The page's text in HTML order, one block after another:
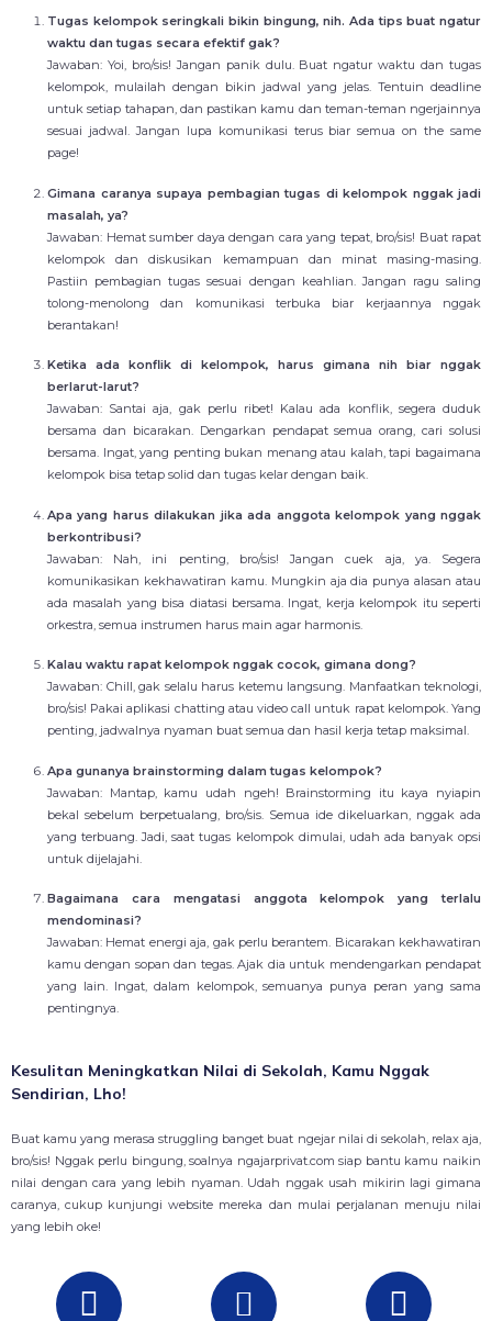
Tugas kelompok seringkali bikin bingung, nih. Ada tips buat ngatur
waktu dan tugas secara efektif gak?
Jawaban: Yoi, bro/sis! Jangan panik dulu. Buat ngatur waktu dan tugas
kelompok, mulailah dengan bikin jadwal yang jelas. Tentuin deadline
untuk setiap tahapan, dan pastikan kamu dan teman-teman ngerjainnya
sesuai jadwal. Jangan lupa komunikasi terus biar semua on the same
page!
Gimana caranya supaya pembagian tugas di kelompok nggak jadi
masalah, ya?
Jawaban: Hemat sumber daya dengan cara yang tepat, bro/sis! Buat rapat
kelompok dan diskusikan kemampuan dan minat masing-masing.
Pastiin pembagian tugas sesuai dengan keahlian. Jangan ragu saling
tolong-menolong dan komunikasi terbuka biar kerjaannya nggak
berantakan!
Ketika ada konflik di kelompok, harus gimana nih biar nggak
berlarut-larut?
Jawaban: Santai aja, gak perlu ribet! Kalau ada konflik, segera duduk
bersama dan bicarakan. Dengarkan pendapat semua orang, cari solusi
bersama. Ingat, yang penting bukan menang atau kalah, tapi bagaimana
kelompok bisa tetap solid dan tugas kelar dengan baik.
Apa yang harus dilakukan jika ada anggota kelompok yang nggak
berkontribusi?
Jawaban: Nah, ini penting, bro/sis! Jangan cuek aja, ya. Segera
komunikasikan kekhawatiran kamu. Mungkin aja dia punya alasan atau
ada masalah yang bisa diatasi bersama. Ingat, kerja kelompok itu seperti
orkestra, semua instrumen harus main agar harmonis.
Kalau waktu rapat kelompok nggak cocok, gimana dong?
Jawaban: Chill, gak selalu harus ketemu langsung. Manfaatkan teknologi,
bro/sis! Pakai aplikasi chatting atau video call untuk rapat kelompok. Yang
penting, jadwalnya nyaman buat semua dan hasil kerja tetap maksimal.
Apa gunanya brainstorming dalam tugas kelompok?
Jawaban: Mantap, kamu udah ngeh! Brainstorming itu kaya nyiapin
bekal sebelum berpetualang, bro/sis. Semua ide dikeluarkan, nggak ada
yang terbuang. Jadi, saat tugas kelompok dimulai, udah ada banyak opsi
untuk dijelajahi.
Bagaimana cara mengatasi anggota kelompok yang terlalu
mendominasi?
Jawaban: Hemat energi aja, gak perlu berantem. Bicarakan kekhawatiran
kamu dengan sopan dan tegas. Ajak dia untuk mendengarkan pendapat
yang lain. Ingat, dalam kelompok, semuanya punya peran yang sama
pentingnya.
Kesulitan Meningkatkan Nilai di Sekolah, Kamu Nggak
Sendirian, Lho!
Buat kamu yang merasa struggling banget buat ngejar nilai di sekolah, relax aja,
bro/sis! Nggak perlu bingung, soalnya ngajarprivat.com siap bantu kamu naikin
nilai dengan cara yang lebih nyaman. Udah nggak usah mikirin lagi gimana
caranya, cukup kunjungi website mereka dan mulai perjalanan menuju nilai
yang lebih oke!